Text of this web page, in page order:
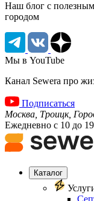
Наш блог c полезным
городом
Мы в YouTube
Канал Sewera про
Подписаться
Москва, Троицк,
Ежедневно с 10 до
Каталог